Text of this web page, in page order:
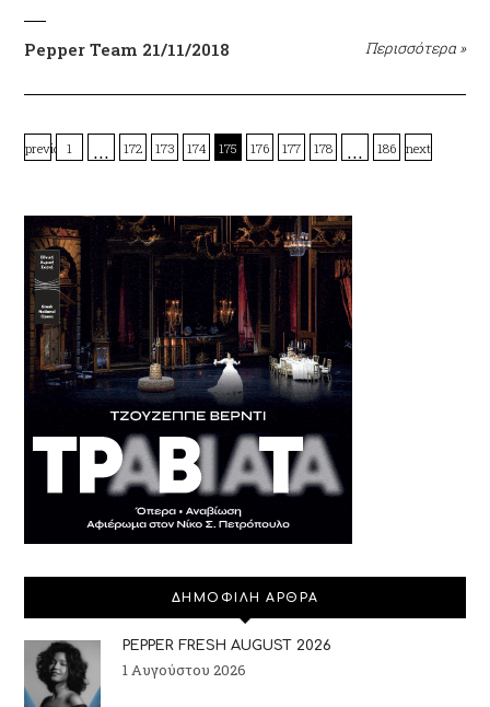
Pepper Team 21/11/2018 Περισσότερα »
previous
1 … 172 173 174 175 176 177 178 … 186 next
ΔΗΜΟΦΙΛΗ ΑΡΘΡΑ
PEPPER FRESH AUGUST 2026
1 Αυγούστου 2026